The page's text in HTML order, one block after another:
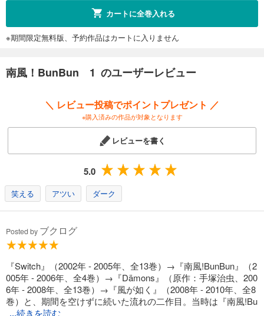
カートに全巻入れる
※期間限定無料版、予約作品はカートに入りません
南風！BunBun 1 のユーザーレビュー
＼ レビュー投稿でポイントプレゼント ／
※購入済みの作品が対象となります
レビューを書く
5.0
笑える アツい ダーク
Posted by ブクログ
『Switch』（2002年 - 2005年、全13巻）→『南風!BunBun』（2
005年 - 2006年、全4巻）→『Dämons』（原作：手塚治虫、200
6年 - 2008年、全13巻）→『風が如く』（2008年 - 2010年、全8
巻）と、期間を空けずに続いた流れの二作目。当時は『南風!Bu
...続きを読む